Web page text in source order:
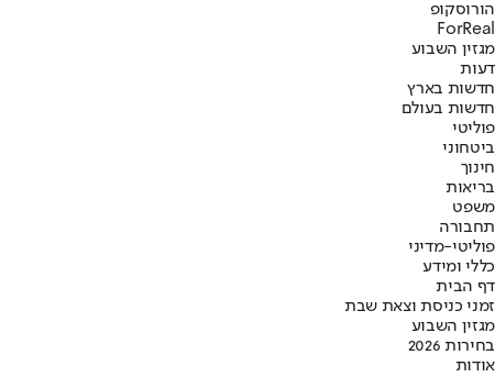
הורוסקופ
ForReal
מגזין השבוע
דעות
חדשות בארץ
חדשות בעולם
פוליטי
ביטחוני
חינוך
בריאות
משפט
תחבורה
פוליטי-מדיני
כללי ומידע
דף הבית
זמני כניסת וצאת שבת
מגזין השבוע
בחירות 2026
אודות